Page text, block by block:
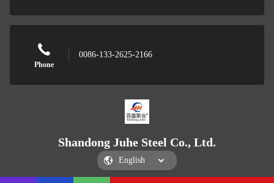
Phone
0086-133-2625-2166
Shandong Juhe Steel Co., Ltd.